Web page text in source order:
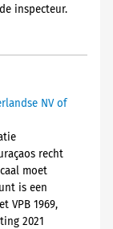
inspecteur.
NV of
recht
moet
is een
VPB 1969,
2021